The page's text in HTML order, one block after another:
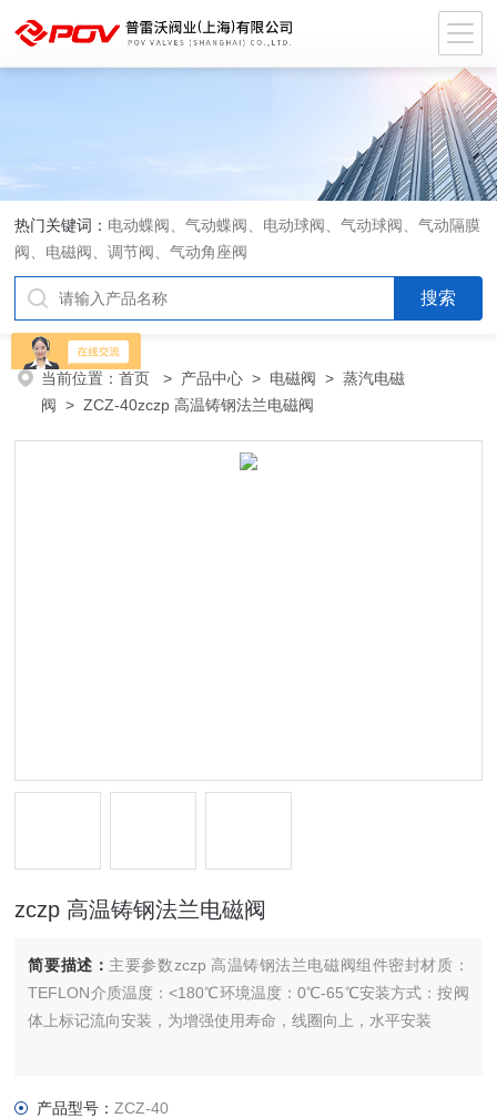
热门关键词： 电动蝶阀、气动蝶阀、电动球阀、气动球阀、气动隔膜
阀、电磁阀、调节阀、气动角座阀
当前位置：首页 > 产品中心 > 电磁阀 >蒸汽电磁
阀 > ZCZ-40zczp 高温铸钢法兰电磁阀
zczp 高温铸钢法兰电磁阀
简要描述： 主要参数zczp 高温铸钢法兰电磁阀组件密封材质：
TEFLON介质温度：<180℃环境温度：0℃-65℃安装方式：按阀
体上标记流向安装，为增强使用寿命，线圈向上，水平安装
产品型号：ZCZ-40